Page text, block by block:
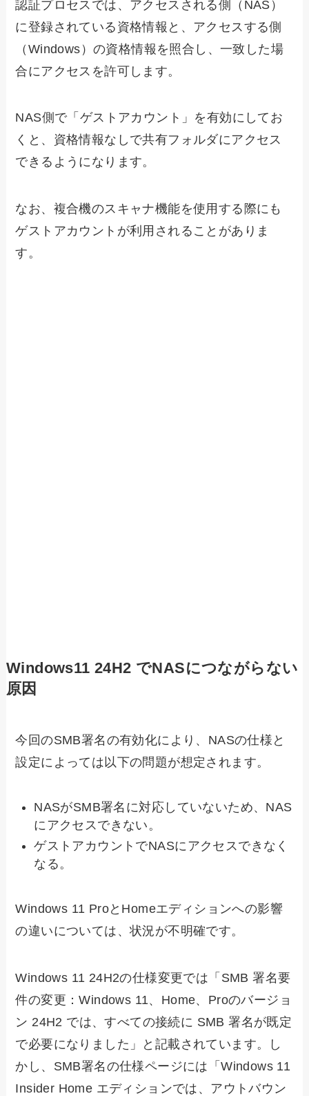
認証プロセスでは、アクセスされる側（NAS）
に登録されている資格情報と、アクセスする側
（Windows）の資格情報を照合し、一致した場
合にアクセスを許可します。
NAS側で「ゲストアカウント」を有効にしてお
くと、資格情報なしで共有フォルダにアクセス
できるようになります。
なお、複合機のスキャナ機能を使用する際にも
ゲストアカウントが利用されることがありま
す。
Windows11 24H2 でNASにつながらない
原因
今回のSMB署名の有効化により、NASの仕様と
設定によっては以下の問題が想定されます。
NASがSMB署名に対応していないため、NAS
にアクセスできない。
ゲストアカウントでNASにアクセスできなく
なる。
Windows 11 ProとHomeエディションへの影響
の違いについては、状況が不明確です。
Windows 11 24H2の仕様変更では「SMB 署名要
件の変更：Windows 11、Home、Proのバージョ
ン 24H2 では、すべての接続に SMB 署名が既定
で必要になりました」と記載されています。し
かし、SMB署名の仕様ページには「Windows 11
Insider Home エディションでは、アウトバウン